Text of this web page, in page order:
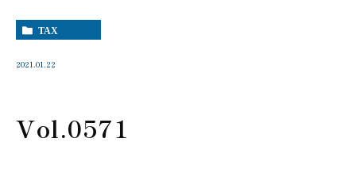
TAX
2021.01.22
Vol.0571